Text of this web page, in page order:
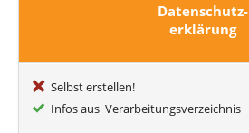
Datenschutz-
erklärung
Selbst erstellen!
Infos aus Verarbeitungsverzeichnis